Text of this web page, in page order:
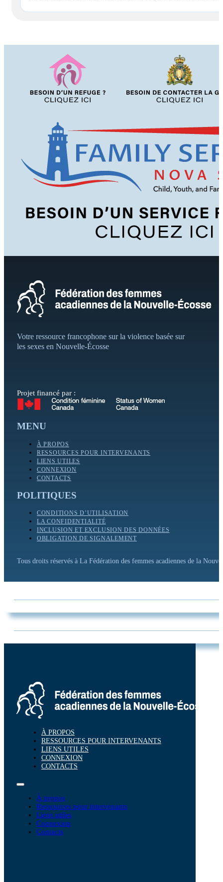
Votre ressource francophone sur la violence basée sur
les sexes en Nouvelle-Écosse
Projet financé par :
MENU
À PROPOS
RESSOURCES POUR INTERVENANTS
LIENS UTILES
CONNEXION
CONTACTS
POLITIQUES
CONDITIONS D’UTILISATION
LA CONFIDENTIALITÉ
INCLUSION ET EXCLUSION DES DONNÉES
OBLIGATION DE SIGNALEMENT
Tous droits réservés à La Fédération des femmes acadiennes de la
À PROPOS
RESSOURCES POUR INTERVENANTS
LIENS UTILES
CONNEXION
CONTACTS
À propos
Ressources pour intervenants
Liens utiles
Connexion
Contacts